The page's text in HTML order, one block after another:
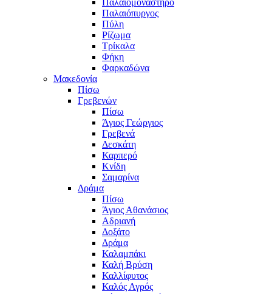
Παλαιόπυργος
Πύλη
Ρίζωμα
Τρίκαλα
Φήκη
Φαρκαδώνα
Μακεδονία
Πίσω
Γρεβενών
Πίσω
Άγιος Γεώργιος
Γρεβενά
Δεσκάτη
Καρπερό
Κνίδη
Σαμαρίνα
Δράμα
Πίσω
Άγιος Αθανάσιος
Αδριανή
Δοξάτο
Δράμα
Καλαμπάκι
Καλή Βρύση
Καλλίφυτος
Καλός Αγρός